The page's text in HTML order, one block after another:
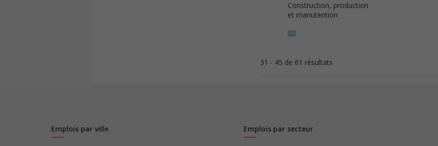
Construction, production
et manutention
31 - 45 de 61 résultats
Emplois par ville Emplois par secteur